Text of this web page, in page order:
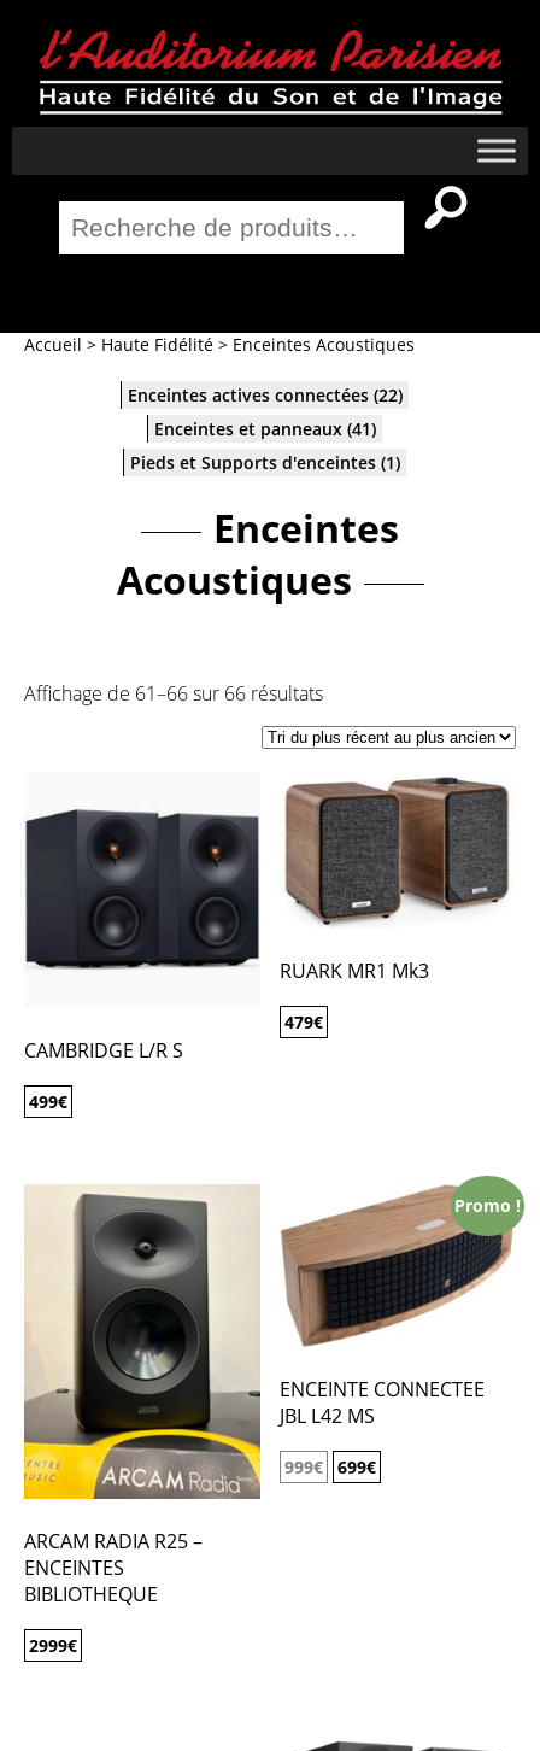
pour :
Accueil > Haute Fidélité > Enceintes Acoustiques
Enceintes actives connectées (22)
Enceintes et panneaux (41)
Pieds et Supports d'enceintes (1)
Enceintes
Acoustiques
Affichage de 61–66 sur 66 résultats
CAMBRIDGE L/R S
499€
RUARK MR1 Mk3
479€
ARCAM RADIA R25 –
ENCEINTES
BIBLIOTHEQUE
2999€
Promo !
ENCEINTE CONNECTEE
JBL L42 MS
999€ 699€